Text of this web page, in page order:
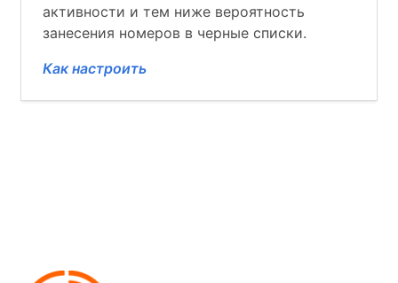
активности и тем ниже вероятность
занесения номеров в черные списки.
Как настроить